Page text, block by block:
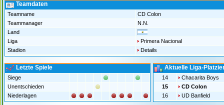
Teamdaten
Teamname
CD Colon
Teammanager
N.N.
Land
Liga
Primera Nacional
Stadion
Details
Letzte Spiele
Siege
Unentschieden
Niederlagen
Aktuelle Liga-
14
Chacarita Boys
15
CD Colon
16
UD Banfield